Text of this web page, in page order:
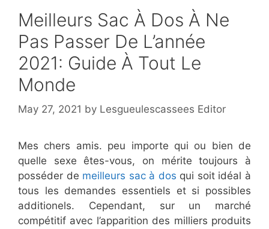
Meilleurs Sac À Dos À Ne
Pas Passer De L’année
2021: Guide À Tout Le
Monde
May 27, 2021 by Lesgueulescassees Editor
Mes chers amis. peu importe qui ou bien de
quelle sexe êtes-vous, on mérite toujours à
posséder de meilleurs sac à dos qui soit idéal à
tous les demandes essentiels et si possibles
additionels. Cependant, sur un marché
compétitif avec l’apparition des milliers produits